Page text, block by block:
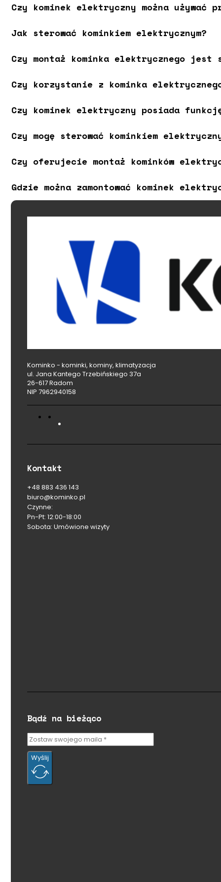
Czy kominek elektryczny można używać
Jak sterować kominkiem elektrycznym?
Czy montaż kominka elektrycznego jest
Czy korzystanie z kominka
Czy kominek elektryczny posiada
Czy mogę sterować kominkiem
Czy oferujecie montaż kominków
Gdzie można zamontować kominek
Kominko - kominki, kominy, klimatyzacja
ul. Jana Kantego Trzebińskiego 37a
26-617 Radom
NIP 7962940158
Kontakt
+48 883 436 143
biuro@kominko.pl
Czynne:
Pn-Pt: 12:00-18:00
Sobota: Umówione wizyty
Bądź na bieżąco
Wyślij